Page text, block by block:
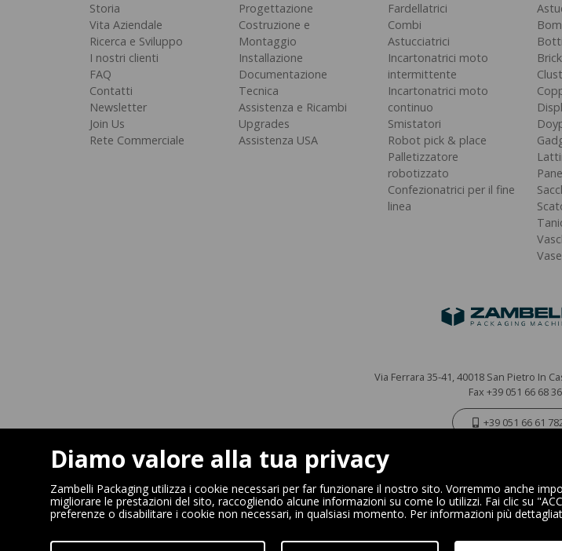
Storia
Vita Aziendale
Ricerca e Sviluppo
I nostri clienti
FAQ
Contatti
Newsletter
Join Us
Rete Commerciale
Progettazione
Costruzione e
Montaggio
Installazione
Documentazione
Tecnica
Assistenza e Ricambi
Upgrades
Assistenza USA
Fardellatrici
Combi
Astucciatrici
Incartonatrici moto
intermittente
Incartonatrici moto
continuo
Smistatori
Robot pick & place
Palletizzatore
robotizzato
Confezionatrici per il fine
linea
Brick
Via Ferrara 35-41, 40018 San Pietro In
Fax +39 051 66 68
+39 051 66 61
Digital
Diamo valore alla tua privacy
Zambelli Packaging utilizza i cookie necessari per far funzionare il nostro sito. Vorremmo anche
migliorare le prestazioni del sito, raccogliendo alcune informazioni su come lo utilizzi. Fai clic su
preferenze o disabilitare i cookie non necessari, in qualsiasi momento. Per informazioni più